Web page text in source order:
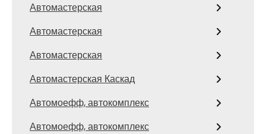
Автомастерская
Автомастерская
Автомастерская
Автомастерская Каскад
Автомоефф, автокомплекс
Автомоефф, автокомплекс